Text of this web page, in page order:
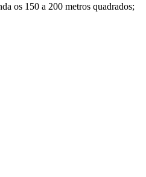
os 150 a 200 metros quadrados;